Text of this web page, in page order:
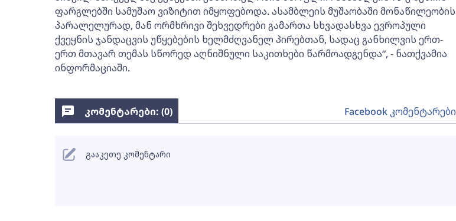
ფარგლებში სამუშაო ვიზიტით იმყოფებოდა. ასამბლეის მუშაობაში მონაწილეობის
პარალელურად, მან ორმხრივი შეხვედრები გამართა სხვადასხვა ევროპული
ქვეყნის ჯანდაცვის უწყებების ხელმძღვანელ პირებთან, სადაც განხილვის ერთ-
ერთ მთავარ თემას სწორედ აღნიშნული საკითხები წარმოადგენდა“, - ნათქვამია
ინფორმაციაში.
კომენტარები: (0) Facebook კომენტარები
გააკეთე კომენტარი